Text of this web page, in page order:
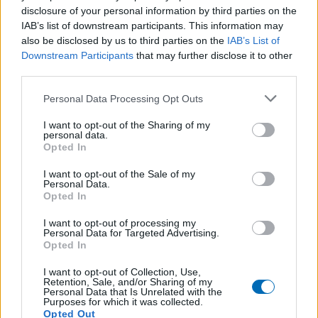
disclosure of your personal information by third parties on the
IAB’s list of downstream participants. This information may
also be disclosed by us to third parties on the IAB’s List of
Downstream Participants that may further disclose it to other
Personal Data Processing Opt Outs
I want to opt-out of the Sharing of my
personal data.
Opted In
I want to opt-out of the Sale of my
Personal Data.
Opted In
I want to opt-out of processing my
Personal Data for Targeted Advertising.
Opted In
I want to opt-out of Collection, Use,
Retention, Sale, and/or Sharing of my
Personal Data that Is Unrelated with the
Purposes for which it was collected.
Opted Out
image facilement. Outil majeur, il est
indispensable pour se faire connaître
et reconnaître. Création, impression et pose de
publicité sur voiture, camion dans nos ateliers,
nous adaptons votre image à votre véhicule.
Etiquettes
Des étiquettes sur-mesure, le respect de vos
souhaits est notre priorité : qualité d’impression,
personnalisé. Réactivité, livraison rapide par nos
équipes ou transporteur, suivi et respect des
délais font partis intégrante de nos process.
Objets publicitaires